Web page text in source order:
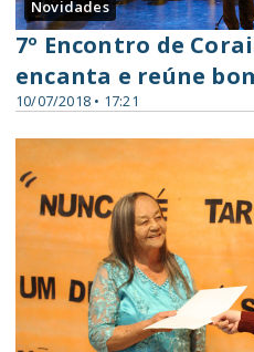
Novidades
10/07/2018 • 17:21
7º Encontro de
encanta e reúne